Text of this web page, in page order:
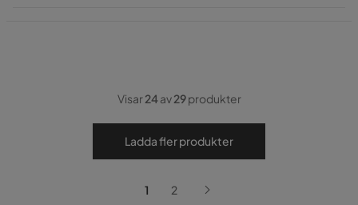
Visar24av29produkter
Ladda fler produkter
1 2